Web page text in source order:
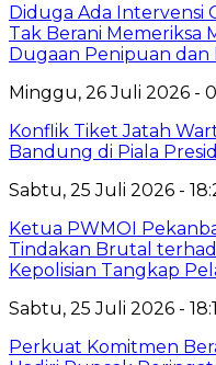
Diduga Ada Intervensi
Tak Berani Memeriksa
Dugaan Penipuan dan
Minggu, 26 Juli 2026 -
Konflik Tiket Jatah
Bandung di Piala
Sabtu, 25 Juli 2026 -
Ketua PWMOI
Tindakan Brutal
Kepolisian Tangkap
Sabtu, 25 Juli 2026 -
Perkuat Komitmen